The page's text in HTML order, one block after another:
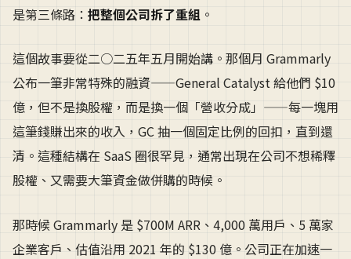
是第三條路： 把整個公司拆了重組 。
這個故事要從二○二五年五月開始講。那個月 Grammarly
公布一筆非常特殊的融資——General Catalyst 給他們 $10
億，但不是換股權，而是換一個「營收分成」——每一塊用
這筆錢賺出來的收入，GC 抽一個固定比例的回扣，直到還
清。這種結構在 SaaS 圈很罕見，通常出現在公司不想稀釋
股權、又需要大筆資金做併購的時候。
那時候 Grammarly 是 $700M ARR、4,000 萬用戶、5 萬家
企業客戶、估值沿用 2021 年的 $130 億。公司正在加速一